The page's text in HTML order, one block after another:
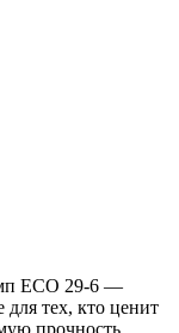
ECO 29-6 —
для тех, кто ценит